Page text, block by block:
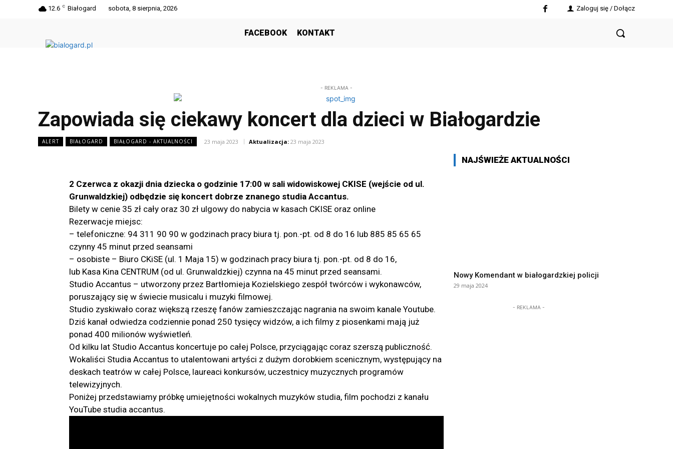
12.6 C Białogard sobota, 8 sierpnia, 2026 Zaloguj się / Dołącz
FACEBOOK KONTAKT
- REKLAMA -
Zapowiada się ciekawy koncert dla dzieci w Białogardzie
ALERT BIAŁOGARD BIAŁOGARD - AKTUALNOŚCI 23 maja 2023 Aktualizacja: 23 maja 2023
2 Czerwca z okazji dnia dziecka o godzinie 17:00 w sali widowiskowej CKISE (wejście od ul.
Grunwaldzkiej) odbędzie się koncert dobrze znanego studia Accantus.
Bilety w cenie 35 zł cały oraz 30 zł ulgowy do nabycia w kasach CKISE oraz online
Rezerwacje miejsc:
– telefoniczne: 94 311 90 90 w godzinach pracy biura tj. pon.-pt. od 8 do 16 lub 885 85 65 65
czynny 45 minut przed seansami
– osobiste – Biuro CKiSE (ul. 1 Maja 15) w godzinach pracy biura tj. pon.-pt. od 8 do 16,
lub Kasa Kina CENTRUM (od ul. Grunwaldzkiej) czynna na 45 minut przed seansami.
Studio Accantus – utworzony przez Bartłomieja Kozielskiego zespół twórców i wykonawców,
poruszający się w świecie musicalu i muzyki filmowej.
Studio zyskiwało coraz większą rzeszę fanów zamieszczając nagrania na swoim kanale Youtube.
Dziś kanał odwiedza codziennie ponad 250 tysięcy widzów, a ich filmy z piosenkami mają już
ponad 400 milionów wyświetleń.
Od kilku lat Studio Accantus koncertuje po całej Polsce, przyciągając coraz szerszą publiczność.
Wokaliści Studia Accantus to utalentowani artyści z dużym dorobkiem scenicznym, występujący na
deskach teatrów w całej Polsce, laureaci konkursów, uczestnicy muzycznych programów
telewizyjnych.
Poniżej przedstawiamy próbkę umiejętności wokalnych muzyków studia, film pochodzi z kanału
YouTube studia accantus.
NAJŚWIEŻE AKTUALNOŚCI
Nowy Komendant w białogardzkiej policji
29 maja 2024
- REKLAMA -